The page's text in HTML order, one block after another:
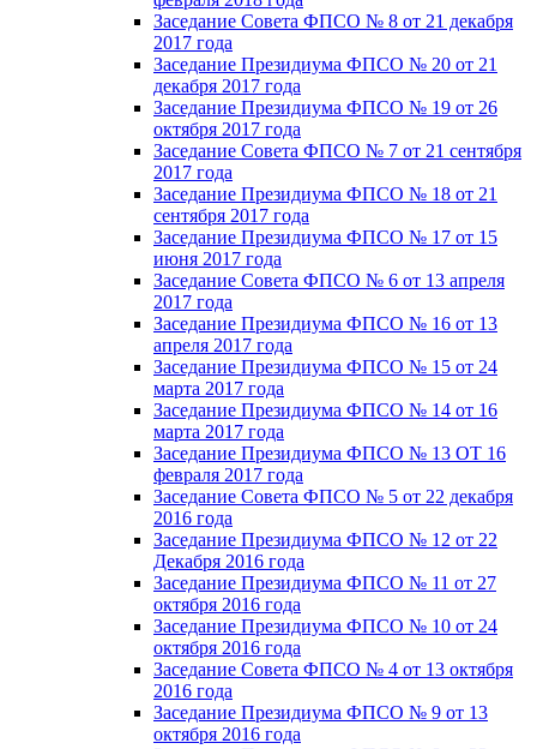
Заседание Совета ФПСО № 8 от 21 декабря
2017 года
Заседание Президиума ФПСО № 20 от 21
декабря 2017 года
Заседание Президиума ФПСО № 19 от 26
октября 2017 года
Заседание Совета ФПСО № 7 от 21 сентября
2017 года
Заседание Президиума ФПСО № 18 от 21
сентября 2017 года
Заседание Президиума ФПСО № 17 от 15
июня 2017 года
Заседание Совета ФПСО № 6 от 13 апреля
2017 года
Заседание Президиума ФПСО № 16 от 13
апреля 2017 года
Заседание Президиума ФПСО № 15 от 24
марта 2017 года
Заседание Президиума ФПСО № 14 от 16
марта 2017 года
Заседание Президиума ФПСО № 13 ОТ 16
февраля 2017 года
Заседание Совета ФПСО № 5 от 22 декабря
2016 года
Заседание Президиума ФПСО № 12 от 22
Декабря 2016 года
Заседание Президиума ФПСО № 11 от 27
октября 2016 года
Заседание Президиума ФПСО № 10 от 24
октября 2016 года
Заседание Совета ФПСО № 4 от 13 октября
2016 года
Заседание Президиума ФПСО № 9 от 13
октября 2016 года